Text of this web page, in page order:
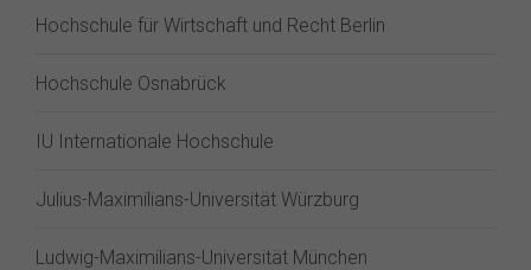
Hochschule für Wirtschaft und Recht Berlin
Hochschule Osnabrück
IU Internationale Hochschule
Julius-Maximilians-Universität Würzburg
Ludwig-Maximilians-Universität München